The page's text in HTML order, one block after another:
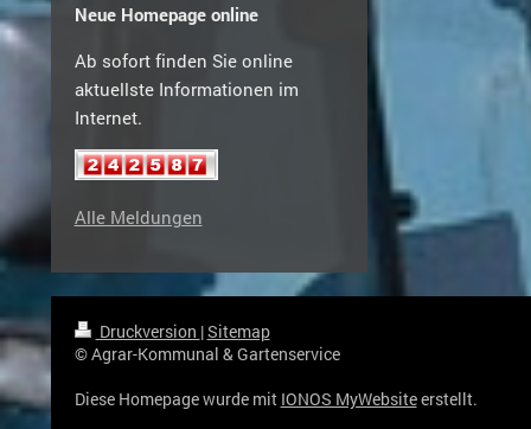
Neue Homepage online
Ab sofort finden Sie online
aktuellste Informationen im
Internet.
Alle Meldungen
Druckversion |Sitemap
© Agrar-Kommunal & Gartenservice
Diese Homepage wurde mit IONOS MyWebsiteerstellt.